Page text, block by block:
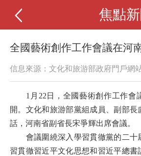
焦點
全國藝術創作工作會議在河
信息來源：文化和旅游部政府門戶網
1月22日，全國藝術創作工作會
開。文化和旅游部黨組成員、副部長
話，河南省副省長宋爭輝出席會議。
會議圍繞深入學習貫徹黨的二十
習貫徹習近平文化思想和習近平總書